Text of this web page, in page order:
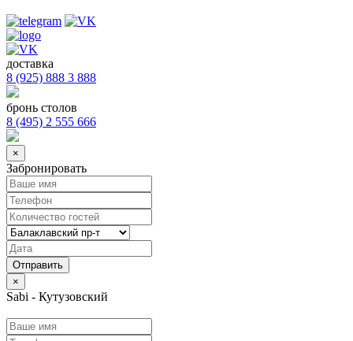
доставка
8 (925) 888 3 888
бронь столов
8 (495) 2 555 666
×
Забронировать
×
Sabi - Кутузовский